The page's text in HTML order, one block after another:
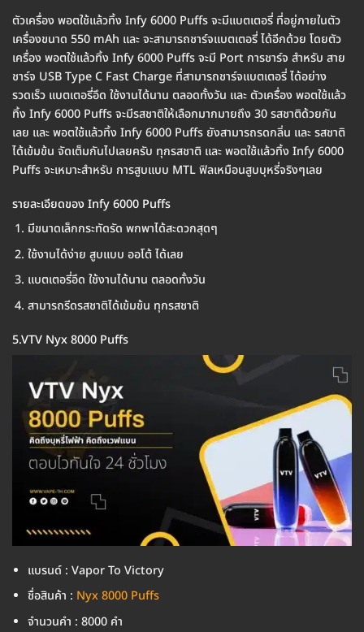
ตัวเครื่อง พอตใช้แล้วทิ้ง Infy 6000 Puffs จะมีแบตเตอรี่ ที่อยู่ภายในตัว
เครื่องขนาด 550 mAh และ จะสามารถชาร์จแบตเตอรี่ ได้อีกด้วย โดยตัว
เครื่อง พอตใช้แล้วทิ้ง Infy 6000 Puffs จะมี Port การชาร์จ สำหรับ สาย
ชาร์จ USB Type C Fast Charge ที่สามารถชาร์จแบตเตอรี่ ได้อย่าง
รวดเร็ว แบตเตอรี่อึด ใช้งานได้นาน ตลอดทั้งวัน และ ตัวเครื่อง พอตใช้แล้ว
ทิ้ง Infy 6000 Puffs จะมีรสชาติให้เลือกมากมายถึง 30 รสชาติด้วยกัน
เลย และ พอตใช้แล้วทิ้ง Infy 6000 Puffs ยังสามารถรดกลิ่น และ รสชาติ
ได้เข้มข้น จัดเต็มกันไปเลยครับ ทุกรสชาติ และ พอตใช้แล้วทิ้ง Infy 6000
Puffs จะเหมาะสำหรับ การสูบแบบ MTL ฟิลเหมือนสูบบุหรี่จริงๆเลย
รายละเอียดของ Infy 6000 Puffs
มีขนาดเล็กกระทัดรัด พกพาได้สะดวกสุดๆ
ใช้งานได้ง่าย สูบแบบ ออโต้ ได้เลย
แบตเตอรี่อึด ใช้งานได้นาน ตลอดทั้งวัน
สามารถรีดรสชาติได้เข้มข้น ทุกรสชาติ
5.VTV Nyx 8000 Puffs
แบรนด์ : Vapor To Victory
ชื่อสินค้า : Nyx 8000 Puffs
จำนวนคำ : 8000 คำ